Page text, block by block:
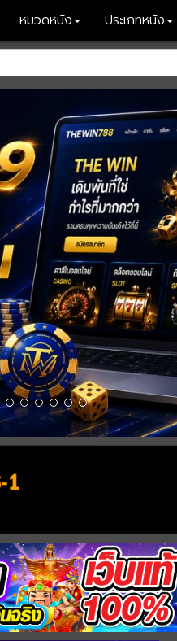
หมวดหนัง ประเภทหนัง